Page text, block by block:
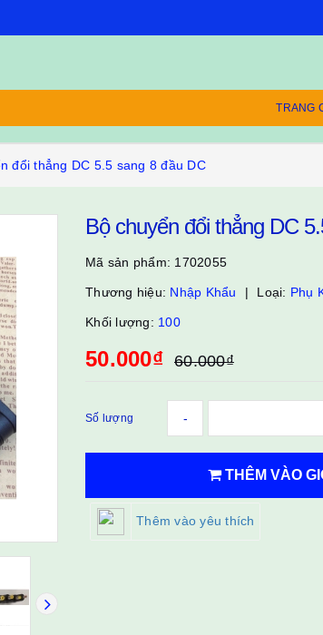
TRANG
đổi thẳng DC 5.5 sang 8 đầu DC
Bộ chuyển đổi thẳng DC
Mã sản phẩm: 1702055
Thương hiệu: Nhập Khẩu Loại: Phụ
Khối lượng: 100
50.000₫ 60.000₫
Số lượng -
THÊM VÀO
Thêm vào yêu thích